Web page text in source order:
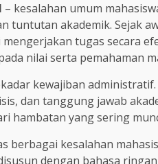
– kesalahan umum
tuntutan akademik. Sejak
tugas secara
nilai serta pemahaman
kewajiban
dan tanggung jawab
hambatan yang sering
berbagai kesalahan
dengan bahasa